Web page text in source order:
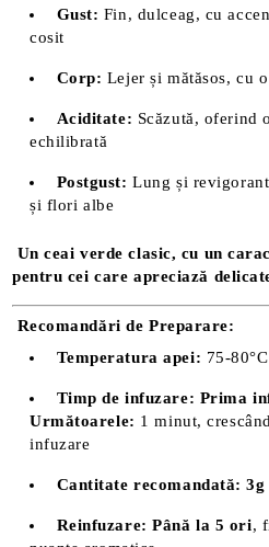
Gust: Fin, dulceag, cu
cosit
Corp: Lejer și mătăsos, cu
Aciditate: Scăzută, oferind
echilibrată
Postgust: Lung și
și flori albe
Un ceai verde clasic, cu un
pentru cei care apreciază
Recomandări de Preparare:
Temperatura apei: 75-80°C
Timp de infuzare: Prima
Următoarele: 1 minut,
infuzare
Cantitate recomandată: 3g
Reinfuzare: Până la 5 ori,